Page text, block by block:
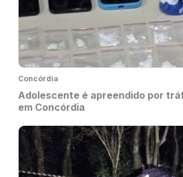
Concórdia
Adolescente é apreendido por
em Concórdia